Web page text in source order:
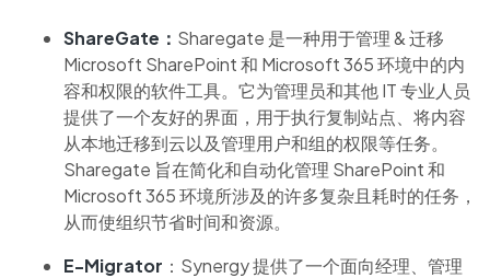
ShareGate： Sharegate 是一种用于管理 & 迁移
Microsoft SharePoint 和 Microsoft 365 环境中的内
容和权限的软件工具。它为管理员和其他 IT 专业人员
提供了一个友好的界面，用于执行复制站点、将内容
从本地迁移到云以及管理用户和组的权限等任务。
Sharegate 旨在简化和自动化管理 SharePoint 和
Microsoft 365 环境所涉及的许多复杂且耗时的任务，
从而使组织节省时间和资源。
E-Migrator ：Synergy 提供了一个面向经理、管理